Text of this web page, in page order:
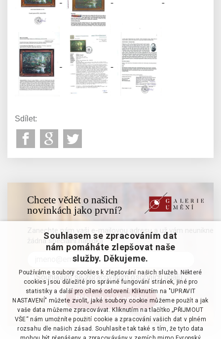
Sdílet:
Chcete vědět o našich
novinkách jako první?
Zanechte nám vaši e-mailovou adresu a už vám neunikne
žádná speciální nabídka
Souhlasím se zpracováním osobních údajů
Souhlasem se zpracováním dat
nám pomáháte zlepšovat naše
služby. Děkujeme.
Používáme soubory cookies k zlepšování našich služeb. Některé
cookies jsou důležité pro správné fungování stránek, jiné pro
statistiky a další pro cílené oslovení. Kliknutím na "UPRAVIT
NASTAVENÍ" můžete zvolit, jaké soubory cookie můžeme použít a jak
vaše data můžeme zpracovávat. Kliknutím na tlačítko „PŘIJMOUT
VŠE“ nám umožníte použití cookie a zpracování vašich dat v plném
rozsahu dle našich zásad. Souhlasíte tak také s tím, že tyto data